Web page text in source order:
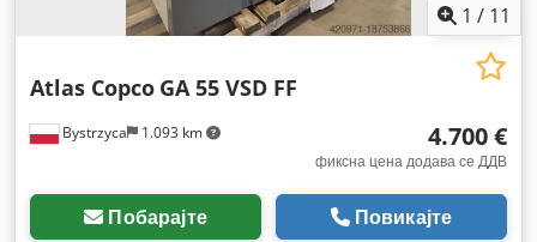
1 / 11
Bystrzyca 1.093 km
Atlas Copco GA 55 VSD FF
4.700 €
фиксна цена додава се ДДВ
Побарајте Повикајте